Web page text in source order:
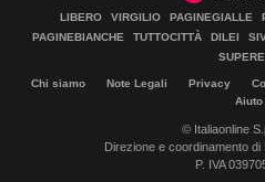
LIBERO VIRGILIO PAGINEGIALLE
PAGINEBIANCHE
TUTTOCITTÀ DILEI
Chi siamo Note Legali Privacy
Aiuto
© Italiaonline
Direzione e coordinamento di
P. IVA